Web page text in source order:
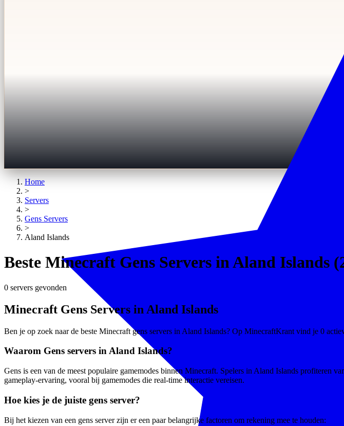
Home
>
Servers
>
Gens Servers
>
Aland Islands
Beste Minecraft Gens Servers in Aland Islands
0 servers gevonden
Minecraft Gens Servers in Aland Islands
Ben je op zoek naar de beste Minecraft gens servers in Aland Islands? Op MinecraftKrant vind je 0
Waarom Gens servers in Aland Islands?
Gens is een van de meest populaire gamemodes binnen Minecraft. Spelers in Aland Islands profiteren
gameplay-ervaring, vooral bij gamemodes die real-time interactie vereisen.
Hoe kies je de juiste gens server?
Bij het kiezen van een gens server zijn er een paar belangrijke factoren om rekening mee te houden: